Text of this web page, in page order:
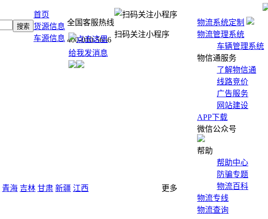
物流系统定制
物流管理系统
车辆管理系统
物信通服务
了解物信通
线路竞价
广告服务
网站建设
APP下载
微信公众号
帮助
帮助中心
防骗专题
物流百科
物流专线
物流查询
全国客服热线
400-010-5656
扫码关注小程序
首页
货源信息
车源信息
青海 吉林 甘肃 新疆 江西
更多